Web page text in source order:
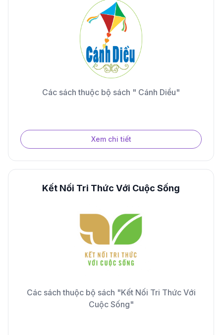
Các sách thuộc bộ sách " Cánh Diều"
Xem chi tiết
Kết Nối Tri Thức Với Cuộc Sống
Các sách thuộc bộ sách "Kết Nối Tri Thức Với
Cuộc Sống"